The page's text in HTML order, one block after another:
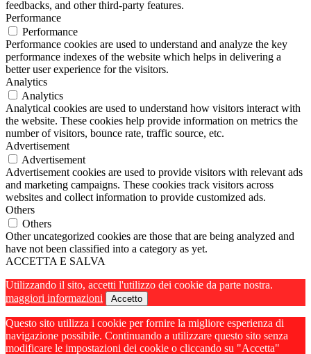
feedbacks, and other third-party features.
Performance
Performance
Performance cookies are used to understand and analyze the key
performance indexes of the website which helps in delivering a
better user experience for the visitors.
Analytics
Analytics
Analytical cookies are used to understand how visitors interact with
the website. These cookies help provide information on metrics the
number of visitors, bounce rate, traffic source, etc.
Advertisement
Advertisement
Advertisement cookies are used to provide visitors with relevant ads
and marketing campaigns. These cookies track visitors across
websites and collect information to provide customized ads.
Others
Others
Other uncategorized cookies are those that are being analyzed and
have not been classified into a category as yet.
ACCETTA E SALVA
Utilizzando il sito, accetti l'utilizzo dei cookie da parte nostra.
maggiori informazioni
Accetto
Questo sito utilizza i cookie per fornire la migliore esperienza di
navigazione possibile. Continuando a utilizzare questo sito senza
modificare le impostazioni dei cookie o cliccando su "Accetta"